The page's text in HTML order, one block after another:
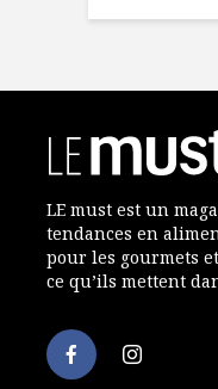
LE must est un
tendances en
pour les gourmets
ce qu’ils mettent